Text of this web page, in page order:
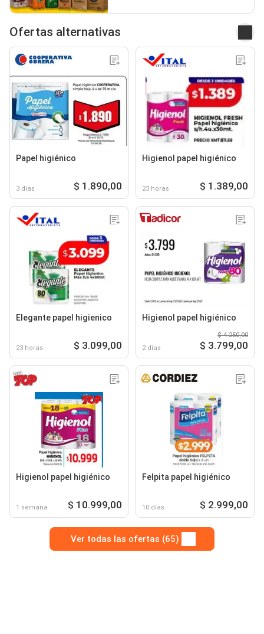
Ofertas alternativas
Papel higiénico
3 días $ 1.890,00
Higienol papel higiénico
23 horas $ 1.389,00
Elegante papel higienico
23 horas $ 3.099,00
Higienol papel higiénico
2 días
$ 4.250,00
$ 3.799,00
Higienol papel higiénico
1 semana $ 10.999,00
Felpita papel higiénico
10 días $ 2.999,00
Ver todas las ofertas (65)